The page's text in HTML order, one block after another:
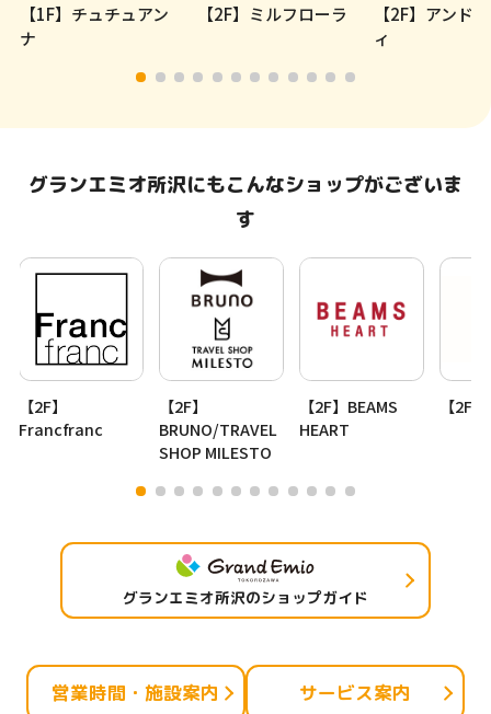
【1F】チュチュアン
ナ
【2F】ミルフローラ
【2F】アンド
ィ
グランエミオ所沢にもこんなショップがございま
す
【2F】
Francfranc
【2F】
BRUNO/TRAVEL
SHOP MILESTO
【2F】BEAMS
HEART
【2F
グランエミオ所沢のショップガイド
営業時間・施設案内 サービス案内